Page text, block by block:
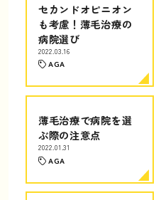
セカンドオピニオン
も考慮！薄毛治療の
病院選び
2022.03.16
AGA
薄毛治療で病院を選
ぶ際の注意点
2022.01.31
AGA